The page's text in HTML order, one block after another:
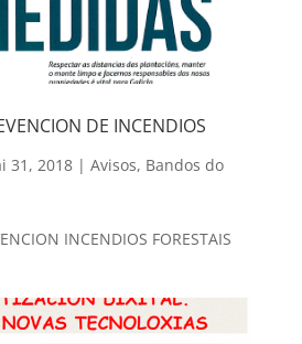
DE INCENDIOS
31, 2018| Avisos, Bandos do
INCENDIOS FORESTAIS